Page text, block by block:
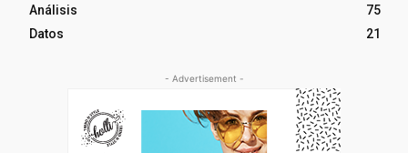
Análisis
75
Datos
21
- Advertisement -